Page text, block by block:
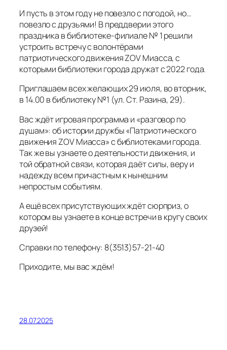
И пусть в этом году не повезло с погодой, но…
повезло с друзьями! В преддверии этого
праздника в библиотеке-филиале № 1 решили
устроить встречу с волонтёрами
патриотического движения ZOV Миасса, с
которыми библиотеки города дружат с 2022 года.
Приглашаем всех желающих 29 июля, во вторник,
в 14.00 в библиотеку №1 (ул. Ст. Разина, 29).
Вас ждёт игровая программа и «разговор по
душам»: об истории дружбы «Патриотического
движения ZOV Миасса» с библиотеками города.
Так же вы узнаете о деятельности движения, и
той обратной связи, которая даёт силы, веру и
надежду всем причастным к нынешним
непростым событиям.
А ещё всех присутствующих ждёт сюрприз, о
котором вы узнаете в конце встречи в кругу своих
друзей!
Справки по телефону: 8(3513)57-21-40
Приходите, мы вас ждём!
28.07.2025